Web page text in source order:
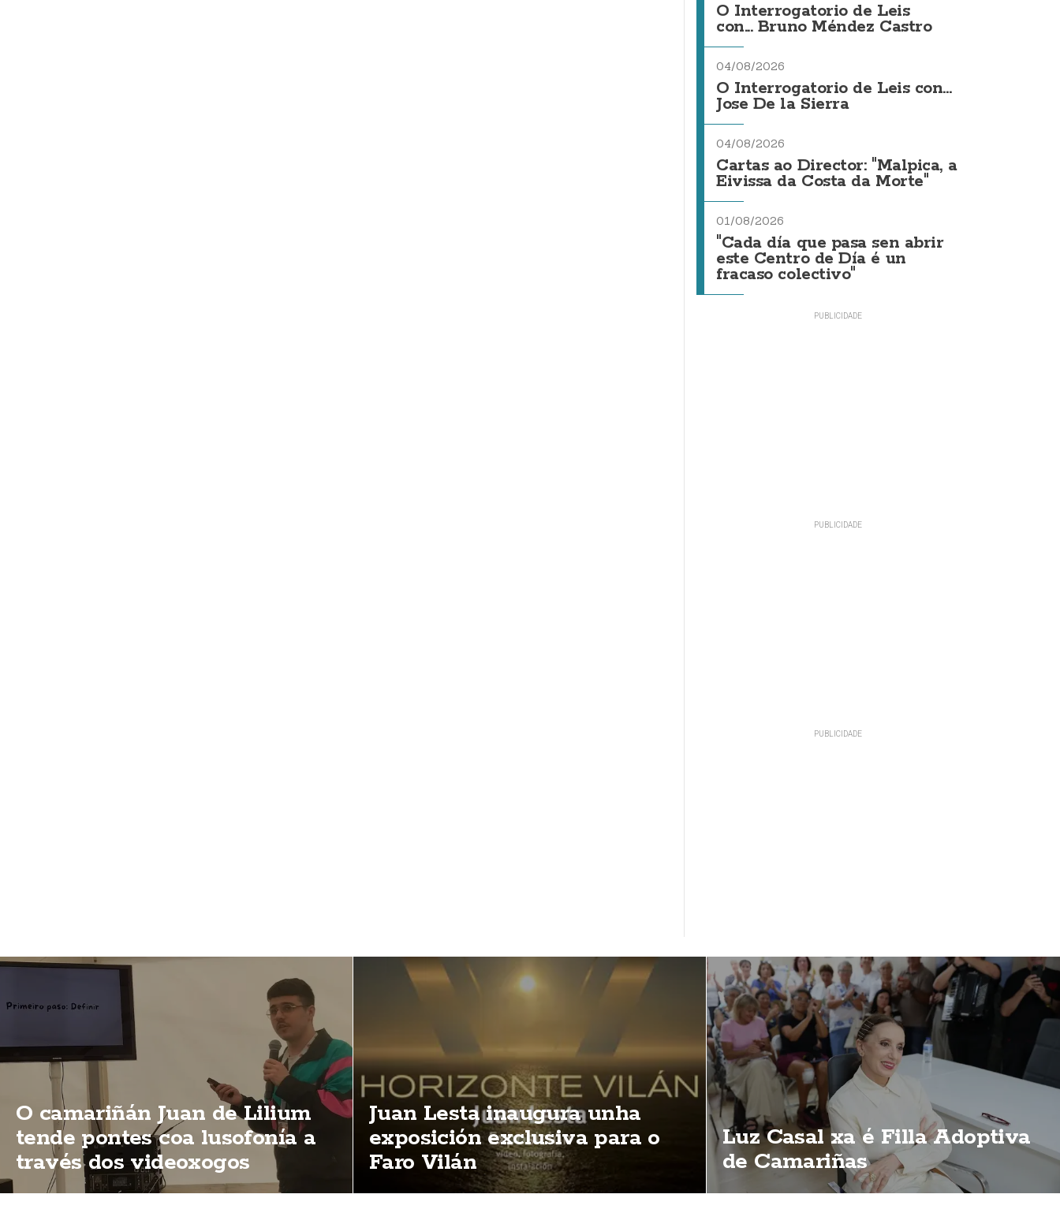
O Interrogatorio de Leis
con... Bruno Méndez Castro
04/08/2026
O Interrogatorio de Leis con...
Jose De la Sierra
04/08/2026
Cartas ao Director: "Malpica, a
Eivissa da Costa da Morte"
01/08/2026
"Cada día que pasa sen abrir
este Centro de Día é un
fracaso colectivo"
O camariñán Juan de Lilium
tende pontes coa lusofonía a
través dos videoxogos
Juan Lesta inaugura unha
exposición exclusiva para o
Faro Vilán
Luz Casal xa é Filla Adoptiva
de Camariñas